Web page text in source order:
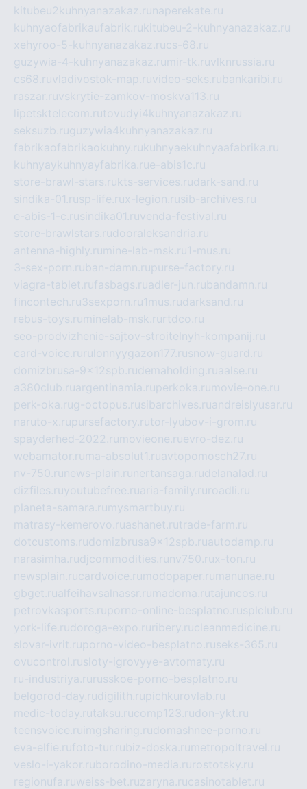
kitubeu2kuhnyanazakaz.ru naperekate.ru
kuhnyaofabrikaufabrik.rukitubeu-2-kuhnyanazakaz.ru
xehyroo-5-kuhnyanazakaz.rucs-68.ru
guzywia-4-kuhnyanazakaz.ru mir-tk.ruvlknrussia.ru
cs68.ruvladivostok-map.ruvideo-seks.rubankaribi.ru
raszar.ruvskrytie-zamkov-moskva113.ru
lipetsktelecom.rutovudyi4kuhnyanazakaz.ru
seksuzb.ruguzywia4kuhnyanazakaz.ru
fabrikaofabrikaokuhny.rukuhnyaekuhnyaafabrika.ru
kuhnyaykuhnyayfabrika.rue-abis1c.ru
store-brawl-stars.rukts-services.rudark-sand.ru
sindika-01.rusp-life.rux-legion.rusib-archives.ru
e-abis-1-c.rusindika01.ruvenda-festival.ru
store-brawlstars.rudooraleksandria.ru
antenna-highly.ru mine-lab-msk.ru1-mus.ru
3-sex-porn.ruban-damn.rupurse-factory.ru
viagra-tablet.rufasbags.ruadler-jun.rubandamn.ru
fincontech.ru3sexporn.ru1mus.rudarksand.ru
rebus-toys.ru minelab-msk.ru rtdco.ru
seo-prodvizhenie-sajtov-stroitelnyh-kompanij.ru
card-voice.ru rulonnyygazon177.rusnow-guard.ru
domizbrusa-9x12spb.rudemaholding.ruaalse.ru
a380club.ruargentinamia.ruperkoka.ru movie-one.ru
perk-oka.rug-octopus.rusibarchives.ruandreislyusar.ru
naruto-x.rupursefactory.rutor-lyubov-i-grom.ru
spayderhed-2022.ru movieone.ruevro-dez.ru
webamator.ru ma-absolut1.ruavtopomosch27.ru
nv-750.ru news-plain.ru nertansaga.rudelanalad.ru
dizfiles.ruyoutubefree.ruaria-family.ru roadli.ru
planeta-samara.ru mysmartbuy.ru
matrasy-kemerovo.ruashanet.rutrade-farm.ru
dotcustoms.rudomizbrusa9x12spb.ruautodamp.ru
narasimha.rudjcommodities.ru nv750.rux-ton.ru
newsplain.rucardvoice.ru modopaper.ru manunae.ru
gbget.rualfeihavsalnassr.ru madoma.rutajuncos.ru
petrovkasports.ruporno-online-besplatno.rusplclub.ru
york-life.rudoroga-expo.ru ribery.rucleanmedicine.ru
slovar-ivrit.ruporno-video-besplatno.ruseks-365.ru
ovucontrol.rusloty-igrovyye-avtomaty.ru
ru-industriya.ru russkoe-porno-besplatno.ru
belgorod-day.rudigilith.rupichkurovlab.ru
medic-today.rutaksu.rucomp123.rudon-ykt.ru
teensvoice.ru imgsharing.rudomashnee-porno.ru
eva-elfie.rufoto-tur.rubiz-doska.ru metropoltravel.ru
veslo-i-yakor.ruborodino-media.ru rostotsky.ru
regionufa.ruweiss-bet.ruzaryna.rucasinotablet.ru